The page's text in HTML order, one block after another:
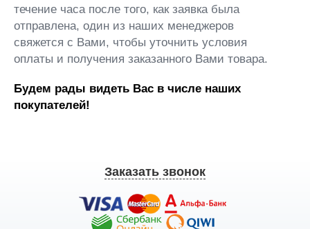
течение часа после того, как заявка была
отправлена, один из наших менеджеров
свяжется с Вами, чтобы уточнить условия
оплаты и получения заказанного Вами товара.
Будем рады видеть Вас в числе наших
покупателей!
Заказать звонок